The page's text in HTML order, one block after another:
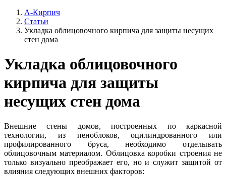
А-Кирпич
Статьи
Укладка облицовочного кирпича для защиты несущих
стен дома
Укладка облицовочного
кирпича для защиты
несущих стен дома
Внешние стены домов, построенных по каркасной
технологии, из пеноблоков, оцилиндрованного или
профилированного бруса, необходимо отделывать
облицовочным материалом. Облицовка коробки строения не
только визуально преображает его, но и служит защитой от
влияния следующих внешних факторов: